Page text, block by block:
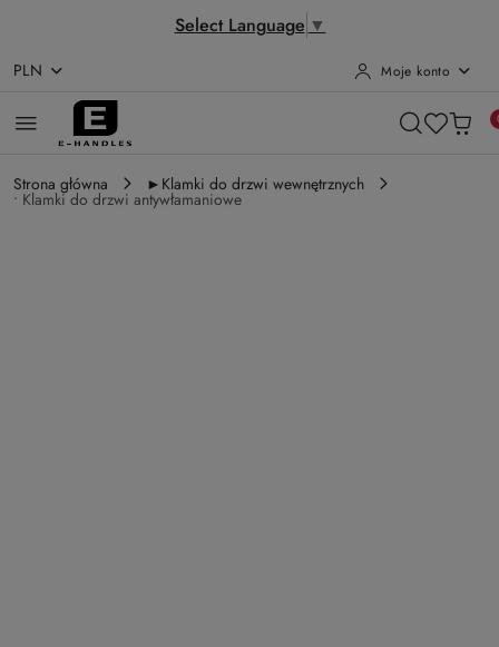
Select Language ▼
Przejdź do treści głównej
Przejdź do wyszukiwarki
Przejdź do moje konto
Przejdź do menu głównego
Przejdź do opisu produktu
Przejdź do stopki
PLN Moje konto
Strona główna ►Klamki do drzwi wewnętrznych
• Klamki do drzwi antywłamaniowe